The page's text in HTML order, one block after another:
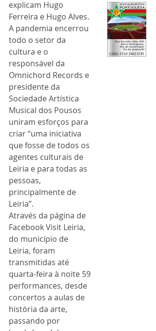
explicam Hugo
Ferreira e Hugo Alves.
A pandemia encerrou
todo o setor da
cultura e o
responsável da
Omnichord Records e
presidente da
Sociedade Artística
Musical dos Pousos
uniram esforços para
criar “uma iniciativa
que fosse de todos os
agentes culturais de
Leiria e para todas as
pessoas,
principalmente de
Leiria”.
Através da página de
Facebook Visit Leiria,
do município de
Leiria, foram
transmitidas até
quarta-feira à noite 59
performances, desde
concertos a aulas de
história da arte,
passando por